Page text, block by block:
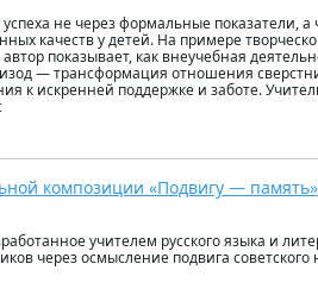
успеха не через формальные показатели,
качеств у детей. На примере
показывает, как внеучебная
— трансформация отношения
к искренней поддержке и заботе.
композиции «Подвигу — память»
учителем русского языка и
через осмысление подвига советского